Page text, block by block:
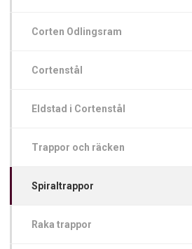
Corten Odlingsram
Cortenstål
Eldstad i Cortenstål
Trappor och räcken
Spiraltrappor
Raka trappor